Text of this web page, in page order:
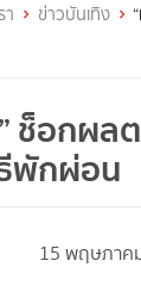
า ข่าวบันเทิง
ช็อกผ
พักผ่อน
15 พฤษภาค